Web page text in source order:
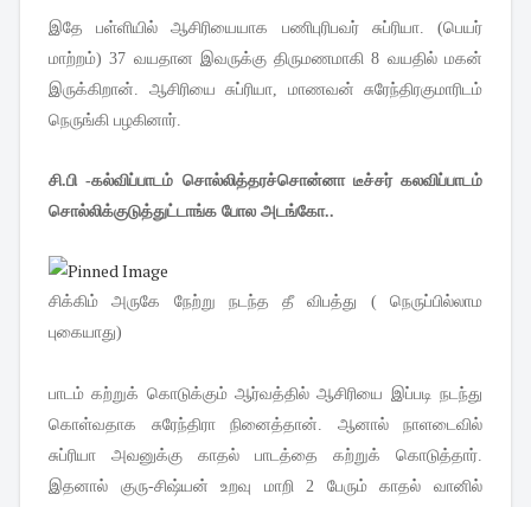
இதே பள்ளியில் ஆசிரியையாக பணிபுரிபவர் சுப்ரியா. (பெயர்
மாற்றம்) 37 வயதான இவருக்கு திருமணமாகி 8 வயதில் மகன்
இருக்கிறான். ஆசிரியை சுப்ரியா, மாணவன் சுரேந்திரகுமாரிடம்
நெருங்கி பழகினார்.
சி.பி -கல்விப்பாடம் சொல்லித்தரச்சொன்னா டீச்சர் கலவிப்பாடம்
சொல்லிக்குடுத்துட்டாங்க போல அடங்கோ..
சிக்கிம் அருகே நேற்று நடந்த தீ விபத்து ( நெருப்பில்லாம
புகையாது)
பாடம் கற்றுக் கொடுக்கும் ஆர்வத்தில் ஆசிரியை இப்படி நடந்து
கொள்வதாக சுரேந்திரா நினைத்தான். ஆனால் நாளடைவில்
சுப்ரியா அவனுக்கு காதல் பாடத்தை கற்றுக் கொடுத்தார்.
இதனால் குரு-சிஷ்யன் உறவு மாறி 2 பேரும் காதல் வானில்